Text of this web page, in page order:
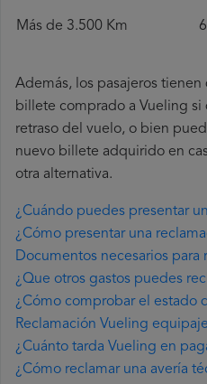
Más de 3.500 Km 600
Además, los pasajeros
billete comprado a Vueling
retraso del vuelo, o bien
nuevo billete adquirido en
otra alternativa.
¿Cuándo puedes presentar
¿Cómo presentar una
Documentos necesarios para
¿Que otros gastos puedes
¿Cómo comprobar el estado
Reclamación Vueling
¿Cuánto tarda Vueling en
¿Cómo reclamar una avería